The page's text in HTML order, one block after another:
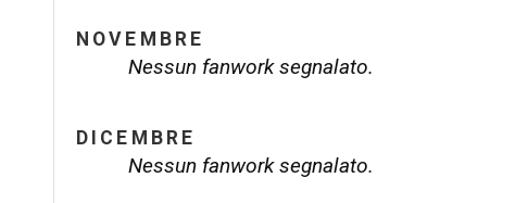
NOVEMBRE
Nessun fanwork segnalato.
DICEMBRE
Nessun fanwork segnalato.